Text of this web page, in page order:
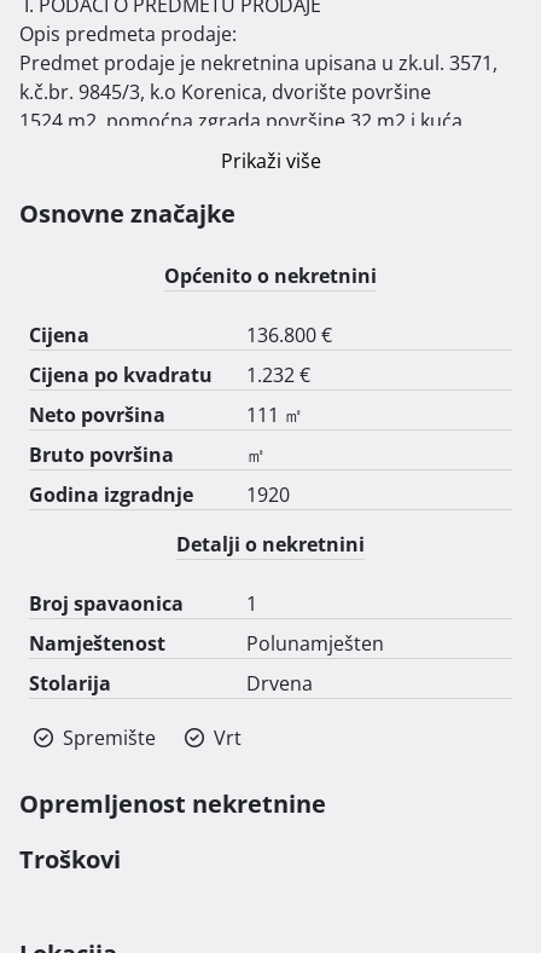
Opis predmeta prodaje:
Predmet prodaje je nekretnina upisana u zk.ul. 3571,
k.č.br. 9845/3, k.o Korenica, dvorište površine
1524 m2, pomoćna zgrada površine 32 m2 i kuća
uvalica 44 površine 111 m2, sveukupne površine
II. NAČIN I UVJETI PRODAJE
Za predmet prodaje provodi se prva elektronička javna
Prva elektronička javna dražba počinje 03.09.2025.g. u
15:00:00 sati.
Elektronička javna dražba završava 27.11.2025.g. u
14:59:59 sati.
Ponude se prikupljaju elektroničkim putem od
12.11.2025.g. s početkom u 15:00:00 sati do
27.11.2025.g. u 14:59:59 sati
Prikaži više
Osnovne značajke
Općenito o nekretnini
Cijena
136.800 €
Cijena po kvadratu
1.232 €
Neto površina
111 ㎡
Bruto površina
㎡
Godina izgradnje
1920
Detalji o nekretnini
Broj spavaonica
1
Namještenost
Polunamješten
Stolarija
Drvena
Spremište Vrt
Opremljenost nekretnine
Troškovi